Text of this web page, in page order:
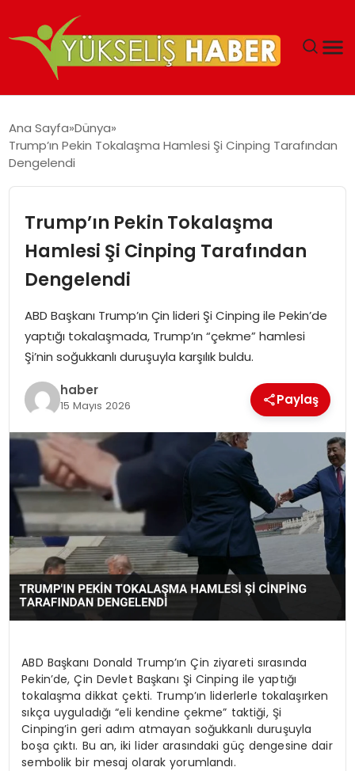
MALIYETLERINI AZALTIYOR’
Ana Sayfa Dünya
Trump’ın Pekin Tokalaşma Hamlesi Şi Cinping Tarafından
Dengelendi
Trump’ın Pekin Tokalaşma
Hamlesi Şi Cinping Tarafından
Dengelendi
ABD Başkanı Trump’ın Çin lideri Şi Cinping ile Pekin’de
yaptığı tokalaşmada, Trump’ın “çekme” hamlesi
Şi’nin soğukkanlı duruşuyla karşılık buldu.
haber
15 Mayıs 2026 Paylaş
ABD Başkanı Donald Trump’ın Çin ziyareti sırasında
Pekin’de, Çin Devlet Başkanı Şi Cinping ile yaptığı
tokalaşma dikkat çekti. Trump’ın liderlerle tokalaşırken
sıkça uyguladığı “eli kendine çekme” taktiği, Şi
Cinping’in geri adım atmayan soğukkanlı duruşuyla
boşa çıktı. Bu an, iki lider arasındaki güç dengesine dair
sembolik bir mesaj olarak yorumlandı.